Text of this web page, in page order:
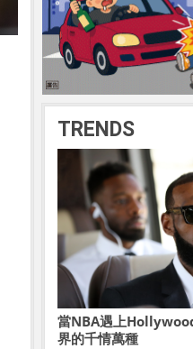
TRENDS
當NBA遇上
界的千情萬種